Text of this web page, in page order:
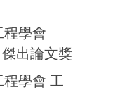
程學會
傑出論文獎
程學會 工